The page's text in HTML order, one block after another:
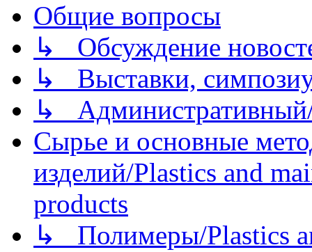
Общие вопросы
↳ Обсуждение
↳ Выставки,
↳
Сырье и основные
изделий/Plastics and
products
↳ Полимеры/Plastics